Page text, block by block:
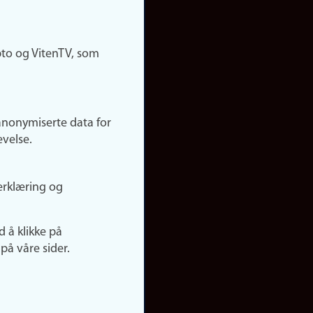
og VitenTV, som
data for
og
å klikke på
våre sider.